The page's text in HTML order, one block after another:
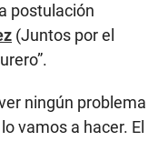
postulación
(Juntos por el
ningún problema
vamos a hacer. El